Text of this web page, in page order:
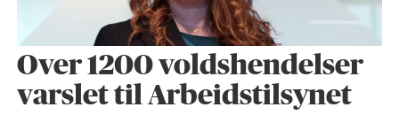
Over 1200 voldshendelser
varslet til Arbeidstilsynet